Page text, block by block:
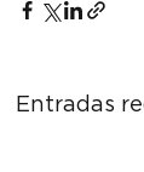
Entradas